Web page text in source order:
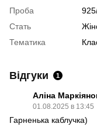
Проба
Стать
Тематика
Відгуки 1
Аліна
01.08.2025 в 13:45
Гарненька каблучка)